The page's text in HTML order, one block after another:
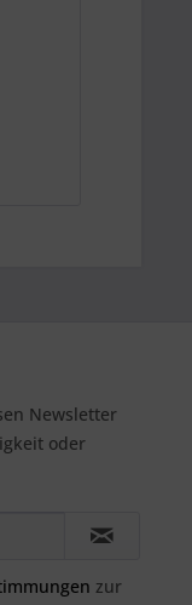
Newsletter
oder
zur